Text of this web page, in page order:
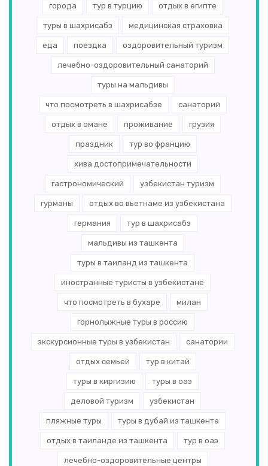
города тур в турцию отдых в египте
туры в шахрисабз медицинская страховка
еда поездка оздоровительный туризм
лечебно-оздоровительный санаторий
туры на мальдивы
что посмотреть в шахрисабзе санаторий
отдых в омане проживание грузия
праздник тур во францию
хива достопримечательности
гастрономический узбекистан туризм
гурманы отдых во вьетнаме из узбекистана
германия тур в шахрисабз
мальдивы из ташкента
туры в таиланд из ташкента
иностранные туристы в узбекистане
что посмотреть в бухаре милан
горнолыжные туры в россию
экскурсионные туры в узбекистан санатории
отдых семьей тур в китай
туры в киргизию туры в оаэ
деловой туризм узбекистан
пляжные туры туры в дубай из ташкента
отдых в таиланде из ташкента тур в оаэ
лечебно-оздоровительные центры